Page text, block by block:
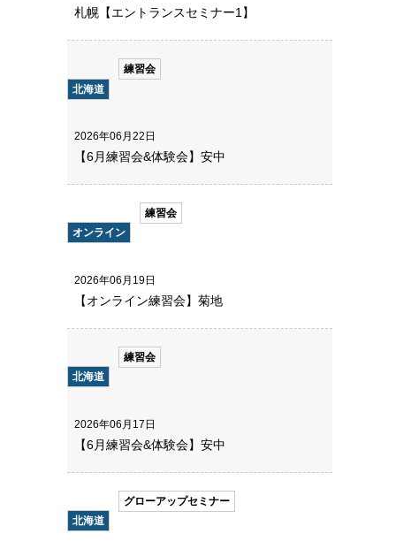
札幌【エントランスセミナー1】
北海道
練習会
2026年06月22日
【6月練習会&体験会】安中
オンライン
練習会
2026年06月19日
【オンライン練習会】菊地
北海道
練習会
2026年06月17日
【6月練習会&体験会】安中
北海道
グローアップセミナー